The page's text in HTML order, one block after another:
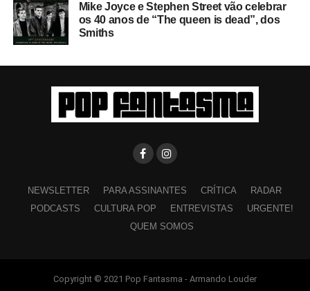
Mike Joyce e Stephen Street vão celebrar
os 40 anos de “The queen is dead”, dos
Smiths
NEWSLETTER PARA ASSINANTES CRÍTICA
RADAR
PODCASTS
CULTURA POP ENTREVISTAS
URGENTE!
QUEM SOMOS
Copyright © 2021 Pop Fantasma - Armando Louder